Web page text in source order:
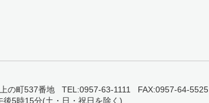
の町537番地 TEL:0957-63-1111 FAX:0957-64-5525
5時15分(土・日・祝日を除く)